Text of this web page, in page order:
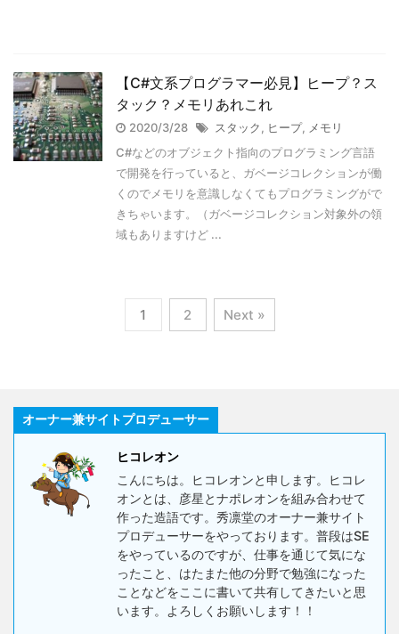
【C#文系プログラマー必見】ヒープ？ス
タック？メモリあれこれ
2020/3/28 スタック ヒープ,
メモリ
C#などのオブジェクト指向のプログラミング言語
で開発を行っていると、ガベージコレクションが働
くのでメモリを意識しなくてもプログラミングがで
きちゃいます。（ガベージコレクション対象外の領
域もありますけど ...
1 2 Next »
オーナー兼サイトプロデューサー
ヒコレオン
こんにちは。ヒコレオンと申します。ヒコレ
オンとは、彦星とナポレオンを組み合わせて
作った造語です。秀凛堂のオーナー兼サイト
プロデューサーをやっております。普段はSE
をやっているのですが、仕事を通じて気にな
ったこと、はたまた他の分野で勉強になった
ことなどをここに書いて共有してきたいと思
います。よろしくお願いします！！